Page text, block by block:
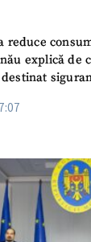
reduce
explică de